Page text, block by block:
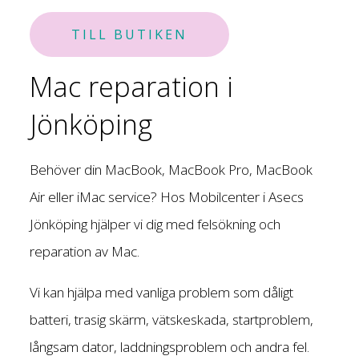
TILL BUTIKEN
Mac reparation i
Jönköping
Behöver din MacBook, MacBook Pro, MacBook
Air eller iMac service? Hos Mobilcenter i Asecs
Jönköping hjälper vi dig med felsökning och
reparation av Mac.
Vi kan hjälpa med vanliga problem som dåligt
batteri, trasig skärm, vätskeskada, startproblem,
långsam dator, laddningsproblem och andra fel.